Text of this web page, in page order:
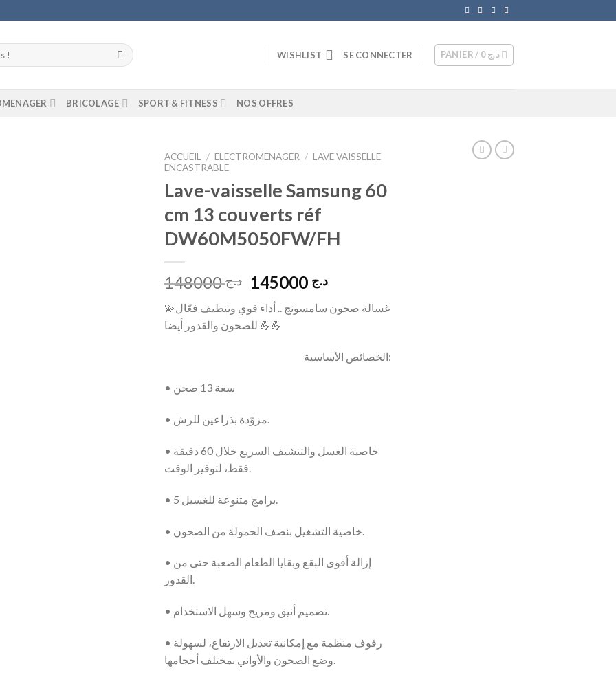
WISHLIST SE CONNECTER PANIER / د.ج0
BRICOLAGE SPORT & FITNESS NOS OFFRES
ACCUEIL / ELECTROMENAGER / LAVE VAISSELLE
ENCASTRABLE
Lave-vaisselle Samsung 60
cm 13 couverts réf
DW60M5050FW/FH
د.ج148000
Le
prix
initial
était :
د.ج 148000.
د.جLe
actuel
💫غسالة صحون سامسونج .. أداء قوي وتنظيف فعّال
للصحون والقدور أيضا 💪💪
الخصائص الأساسية:
• سعة 13 صحن
• مزوّدة بذراعين للرش.
• خاصية الغسل والتنشيف السريع خلال 60 دقيقة
فقط، لتوفير الوقت.
• إزالة أقوى البقع وبقايا الطعام الصعبة حتى من
القدور.
• تصميم أنيق ومريح وسهل الاستخدام.
• رفوف منظمة مع إمكانية تعديل الارتفاع، لسهولة
وضع الصحون والأواني بمختلف أحجامها.